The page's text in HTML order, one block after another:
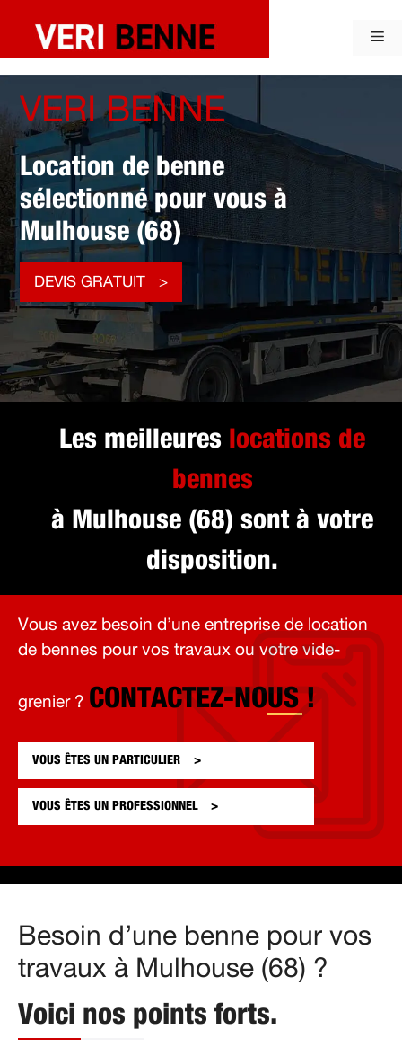
contenu
VERI BENNE
Location de benne
sélectionné pour vous à
Mulhouse (68)
DEVIS GRATUIT
Les meilleures locations de
bennes
à Mulhouse (68) sont à votre
disposition.
Vous avez besoin d’une entreprise de location
de bennes pour vos travaux ou votre vide-
grenier ? CONTACTEZ-NOUS !
VOUS ÊTES UN PARTICULIER
VOUS ÊTES UN PROFESSIONNEL
Besoin d’une benne pour vos
travaux à Mulhouse (68) ?
Voici nos points forts.